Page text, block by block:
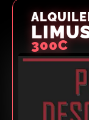
300C
Disponemos
con